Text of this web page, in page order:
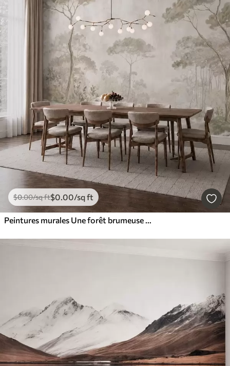
$0.00/sq ft$0.00/sq ft
Peintures murales Une forêt brumeuse au bord d'un plan d'eau paisible, dans des tons pastel naturels et doux